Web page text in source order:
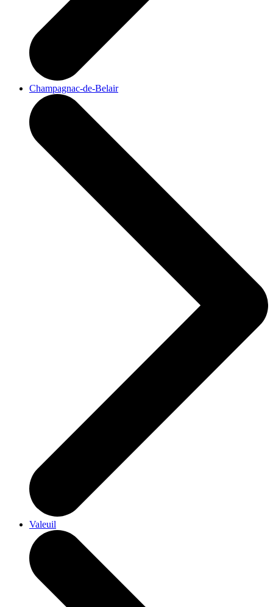
Champagnac-de-Belair
Valeuil